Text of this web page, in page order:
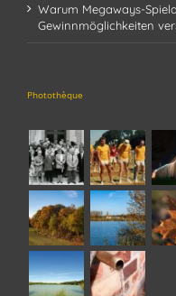
Warum Megaways-
Gewinnmöglichkeiten
Photothèque